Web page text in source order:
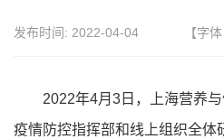
发布时间: 2022-04-04 【字体
2022年4月3日，上海营养与
疫情防控指挥部和线上组织全体